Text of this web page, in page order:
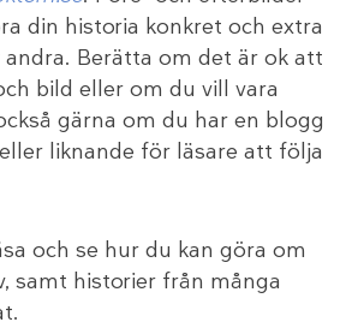
din historia konkret och extra
Berätta om det är ok att
bild eller om du vill vara
gärna om du har en blogg
liknande för läsare att följa
och se hur du kan göra om
samt historier från många